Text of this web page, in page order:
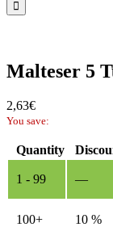
Malteser 5
2,63€
You save:
Quantity
1 - 99 —
100+ 10 %